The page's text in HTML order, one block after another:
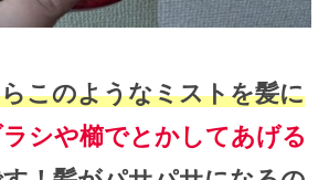
このようなミストを髪に
シや櫛でとかしてあげる